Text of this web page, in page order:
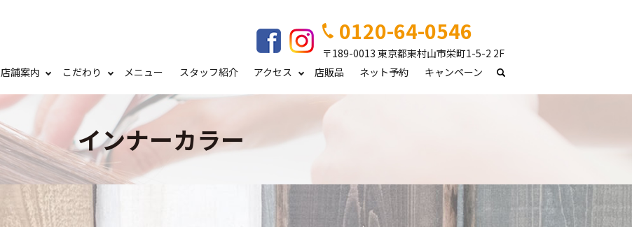
0120-64-0546
〒189-0013 東京都東村山市栄町1-5-2 2F
店舗案内 こだわり メニュー スタッフ紹介 アクセス 店販品 ネット予約 キャンペーン search
インナーカラー